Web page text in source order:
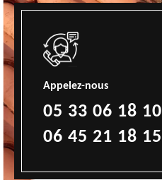
Appelez-nous
05 33 06 18 10
06 45 21 18 15